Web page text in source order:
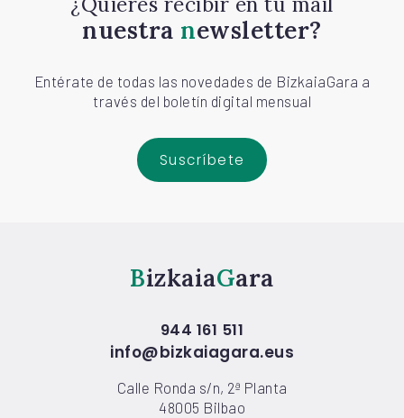
nuestra newsletter?
Entérate de todas las novedades de BizkaiaGara a
través del boletín digital mensual
Suscríbete
Bizkaia Gara
944 161 511
info@bizkaiagara.eus
Calle Ronda s/n, 2ª Planta
48005 Bilbao